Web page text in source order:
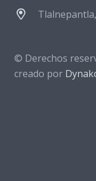
© Derechos
creado por